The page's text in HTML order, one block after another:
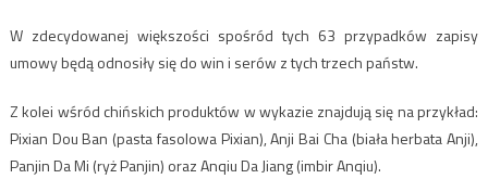
W zdecydowanej większości spośród tych 63 przypadków zapisy
umowy będą odnosiły się do win i serów z tych trzech państw.
Z kolei wśród chińskich produktów w wykazie znajdują się na przykład:
Pixian Dou Ban (pasta fasolowa Pixian), Anji Bai Cha (biała herbata Anji),
Panjin Da Mi (ryż Panjin) oraz Anqiu Da Jiang (imbir Anqiu).